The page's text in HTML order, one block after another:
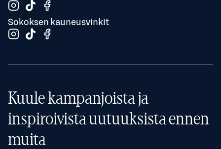
Sokoksen kauneusvinkit
Kuule kampanjoista ja
inspiroivista uutuuksista ennen
muita